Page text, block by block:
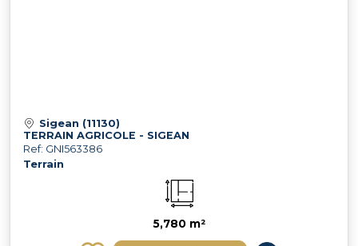
Sigean (11130)
TERRAIN AGRICOLE - SIGEAN
Ref: GNI563386
Terrain
5,780 m²